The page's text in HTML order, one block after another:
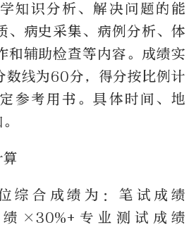
知识分析、解决问题的能
、病史采集、病例分析、体
和辅助检查等内容。成绩实
数线为60分，得分按比例计
参考用书。具体时间、地
算
综合成绩为：笔试成绩
×30%+专业测试成绩